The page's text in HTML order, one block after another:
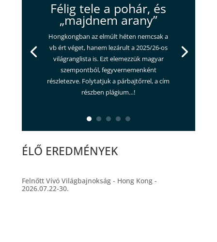
Félig tele a pohár, és
„majdnem arany”
Hongkongban az elmúlt héten nemcsak a
vb ért véget, hanem lezárult a 2025/26-os
világranglista is. Ezt elemezzük magyar
szempontból, fegyvernemenként
részletezve. Folytatjuk a párbajtőrrel, a cím
részben plágium…!
ÉLŐ EREDMÉNYEK
Felnőtt Vívó Világbajnokság - Hong Kong -
2026.07.22-30.